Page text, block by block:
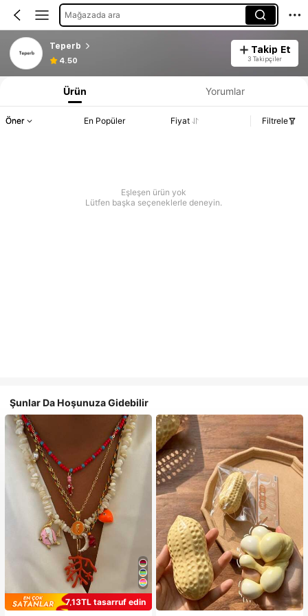
Mağazada ara
Teperb
4.50
Takip Et
3 Takipçiler
Ürün Yorumlar
Öner En Popüler Fiyat Filtrele
Eşleşen ürün yok
Lütfen başka seçeneklerle deneyin.
Şunlar Da Hoşunuza Gidebilir
7,13TL tasarruf edin